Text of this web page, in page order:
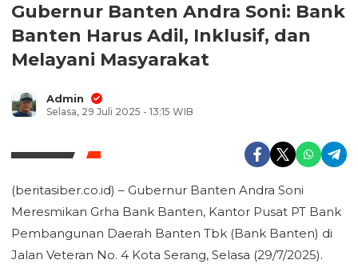
Gubernur Banten Andra Soni: Bank
Banten Harus Adil, Inklusif, dan
Melayani Masyarakat
Admin
Selasa, 29 Juli 2025 - 13:15 WIB
(beritasiber.co.id) – Gubernur Banten Andra Soni
Meresmikan Grha Bank Banten, Kantor Pusat PT Bank
Pembangunan Daerah Banten Tbk (Bank Banten) di
Jalan Veteran No. 4 Kota Serang, Selasa (29/7/2025).